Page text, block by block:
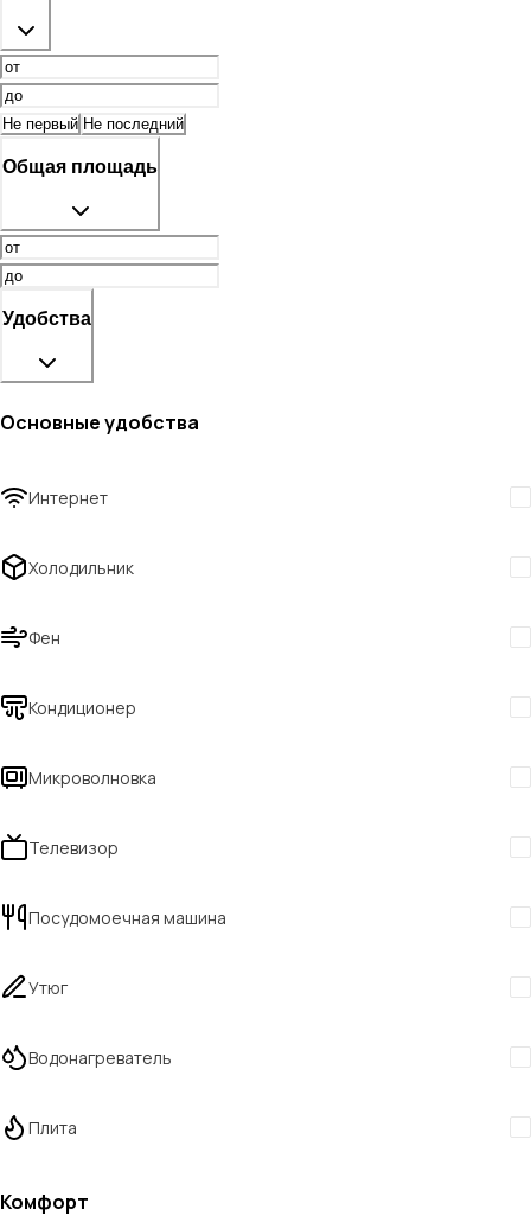
Не первый Не последний
Общая площадь
Удобства
Основные удобства
Интернет
Холодильник
Фен
Кондиционер
Микроволновка
Телевизор
Посудомоечная машина
Утюг
Водонагреватель
Плита
Комфорт